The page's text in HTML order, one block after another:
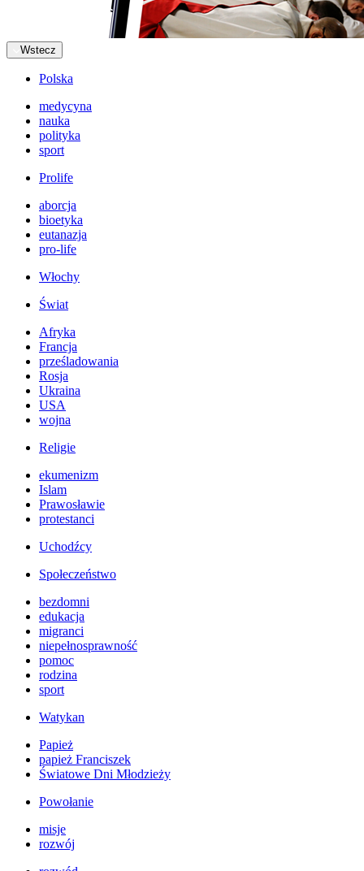
Wstecz
Polska
medycyna
nauka
polityka
sport
Prolife
aborcja
bioetyka
eutanazja
pro-life
Włochy
Świat
Afryka
Francja
prześladowania
Rosja
Ukraina
USA
wojna
Religie
ekumenizm
Islam
Prawosławie
protestanci
Uchodźcy
Społeczeństwo
bezdomni
edukacja
migranci
niepełnosprawność
pomoc
rodzina
sport
Watykan
Papież
papież Franciszek
Światowe Dni Młodzieży
Powołanie
misje
rozwój